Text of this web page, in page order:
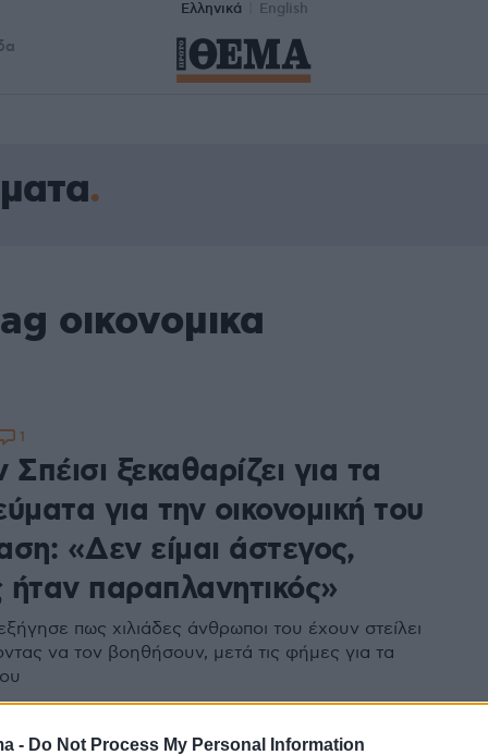
- Do Not Process My Personal Information
Ελληνικά English
οικονομικα
ξεκαθαρίζει για τα
για την οικονομική του
«Δεν είμαι άστεγος,
ήταν παραπλανητικός»
πως χιλιάδες άνθρωποι του έχουν στείλει
να τον βοηθήσουν, μετά τις φήμες για τα
1
23